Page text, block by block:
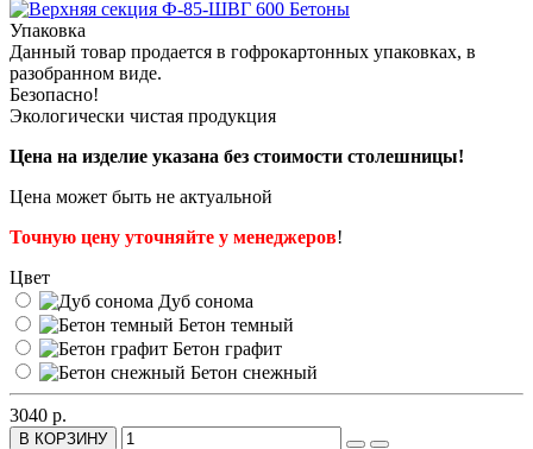
Упаковка
Данный товар продается в гофрокартонных упаковках, в
разобранном виде.
Безопасно!
Экологически чистая продукция
Цена на изделие указана без стоимости столешницы!
Цена может быть не актуальной
Точную цену уточняйте у менеджеров!
Цвет
Дуб сонома
Бетон темный
Бетон графит
Бетон снежный
3040 р.
В КОРЗИНУ